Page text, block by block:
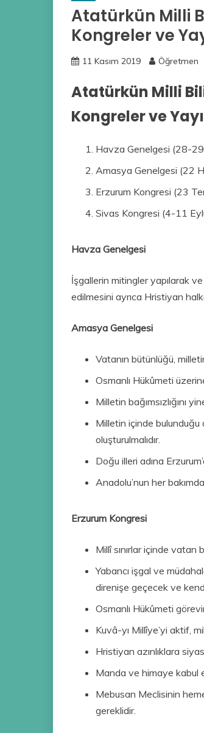
Atatürkün Milli
Kongreler ve
11 Kasım 2019 Öğretmen
Atatürkün Milli
Kongreler ve
Havza Genelgesi (28-
Amasya Genelgesi (22
Erzurum Kongresi (23
Sivas Kongresi (4-11
Havza Genelgesi
İşgallerin mitingler yapılarak
edilmesini ayrıca Hristiyan
Amasya Genelgesi
Vatanın bütünlüğü,
Osmanlı Hükûmeti
Milletin bağımsızlığını
Milletin içinde
oluşturulmalıdır.
Doğu illeri adına
Anadolu’nun her
Erzurum Kongresi
Millî sınırlar içinde vatan
Yabancı işgal ve
direnişe geçecek ve
Osmanlı Hükûmeti
Kuvâ-yı Millîye’yi aktif,
Hristiyan azınlıklara
Manda ve himaye kabul
Mebusan Meclisinin
gereklidir.